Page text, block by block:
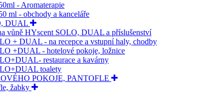
- Aromaterapie
ml - obchody a kanceláře
DUAL
vůně HYscent SOLO, DUAL a příslušenství
+ DUAL - na recepce a vstupní haly, chodby
+DUAL - hotelové pokoje, ložnice
restaurace a kavárny
toalety
POKOJE, PANTOFLE
žabky